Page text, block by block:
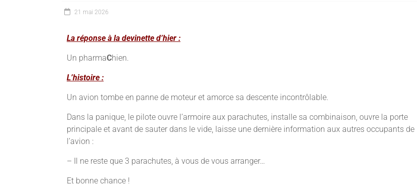
21 mai 2026
La réponse à la devinette d’hier :
Un pharmaChien.
L’histoire :
Un avion tombe en panne de moteur et amorce sa descente incontrôlable.
Dans la panique, le pilote ouvre l’armoire aux parachutes, installe sa combinaison, ouvre la porte
principale et avant de sauter dans le vide, laisse une dernière information aux autres occupants de
l’avion :
– Il ne reste que 3 parachutes, à vous de vous arranger…
Et bonne chance !